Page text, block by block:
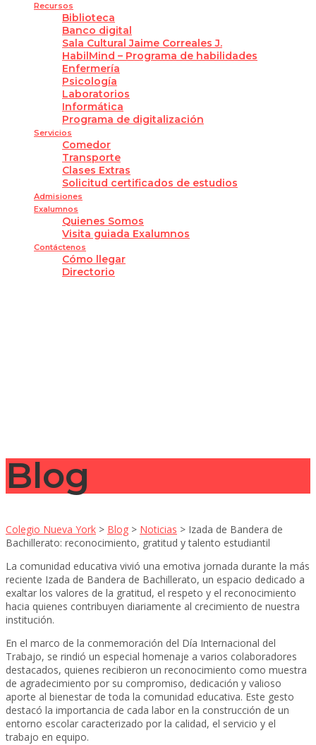
Recursos
Biblioteca
Banco digital
Sala Cultural Jaime Correales J.
HabilMind – Programa de habilidades
Enfermería
Psicología
Laboratorios
Informática
Programa de digitalización
Servicios
Comedor
Transporte
Clases Extras
Solicitud certificados de estudios
Admisiones
Exalumnos
Quienes Somos
Visita guiada Exalumnos
Contáctenos
Cómo llegar
Directorio
Blog
Colegio Nueva York > Blog > Noticias > Izada de Bandera de
Bachillerato: reconocimiento, gratitud y talento estudiantil
La comunidad educativa vivió una emotiva jornada durante la más
reciente Izada de Bandera de Bachillerato, un espacio dedicado a
exaltar los valores de la gratitud, el respeto y el reconocimiento
hacia quienes contribuyen diariamente al crecimiento de nuestra
institución.
En el marco de la conmemoración del Día Internacional del
Trabajo, se rindió un especial homenaje a varios colaboradores
destacados, quienes recibieron un reconocimiento como muestra
de agradecimiento por su compromiso, dedicación y valioso
aporte al bienestar de toda la comunidad educativa. Este gesto
destacó la importancia de cada labor en la construcción de un
entorno escolar caracterizado por la calidad, el servicio y el
trabajo en equipo.